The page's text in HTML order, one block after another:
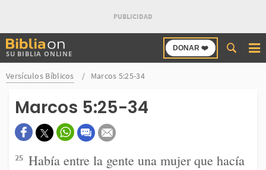
SU BIBLIA ONLINE
DONAR ❤️
Buscar
en
Bibliaon
Versículos Bíblicos Marcos 5:25-34
Marcos 5:25-34
25 Había entre la gente una mujer que hacía